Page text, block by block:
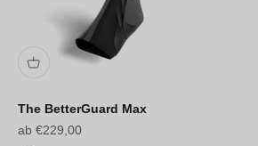
The BetterGuard Max
Angebot
ab €229,00